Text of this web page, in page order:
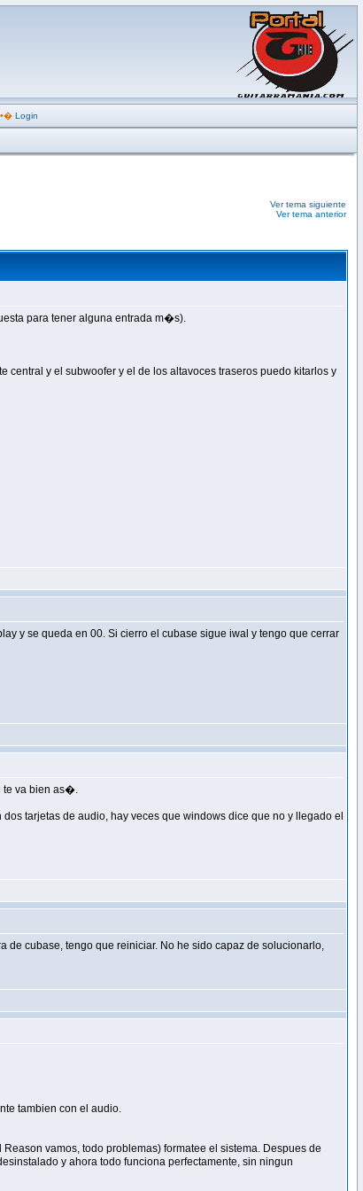
Login
Ver tema siguiente
Ver tema anterior
para tener alguna entrada m�s).
central y el subwoofer y el de los altavoces traseros puedo kitarlos y
y se queda en 00. Si cierro el cubase sigue iwal y tengo que cerrar
te va bien as�.
tarjetas de audio, hay veces que windows dice que no y llegado el
cubase, tengo que reiniciar. No he sido capaz de solucionarlo,
tambien con el audio.
vamos, todo problemas) formatee el sistema. Despues de
y ahora todo funciona perfectamente, sin ningun